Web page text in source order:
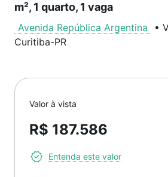
m², 1 quarto, 1 vaga
Avenida República Argentina •
Curitiba-PR
Valor à vista
R$ 187.586
Entenda este valor